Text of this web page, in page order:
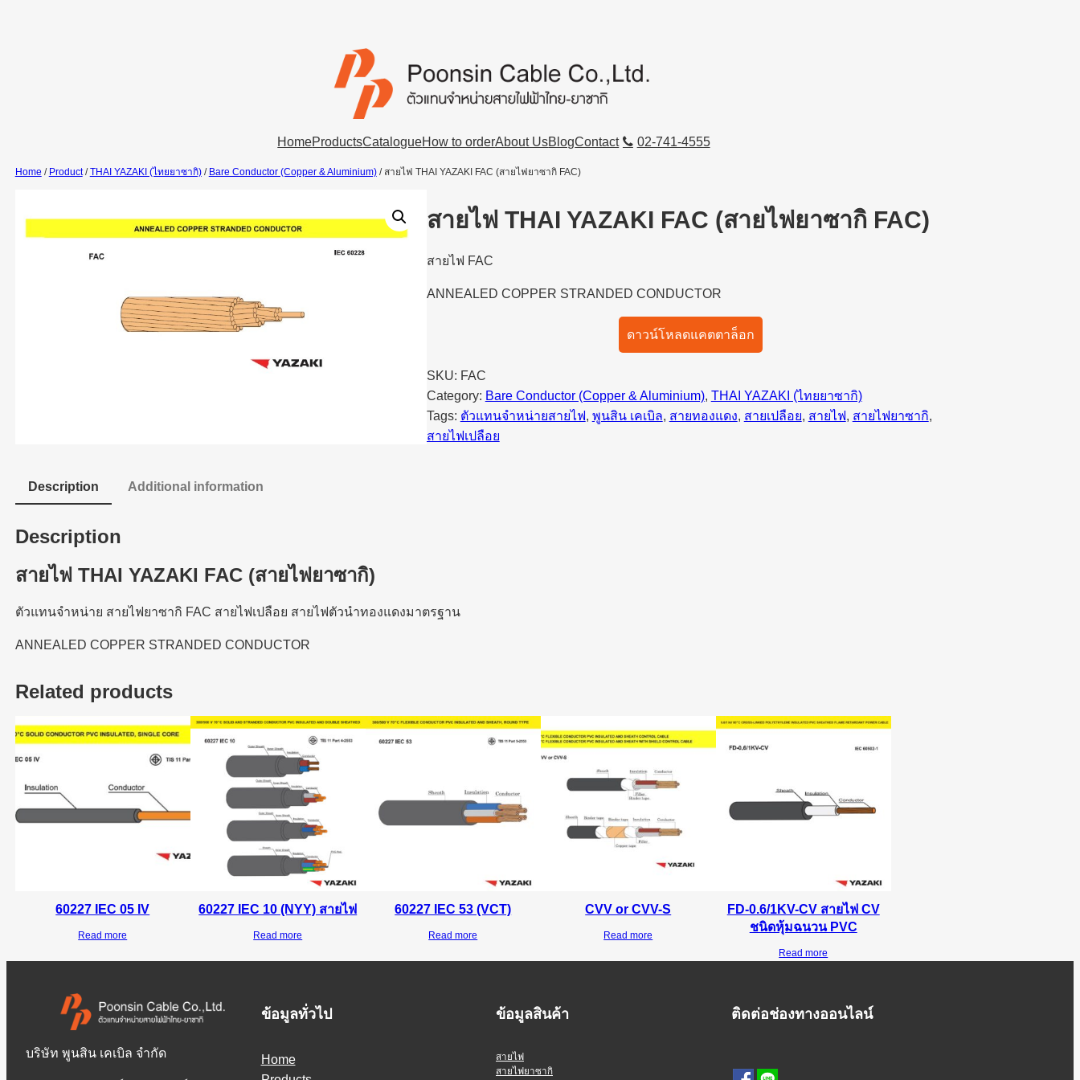
HomeProductsCatalogueHow to orderAbout UsBlogContact 02-741-4555
Home / Product/THAI YAZAKI (ไทยยาซากิ)/ Bare Conductor (Copper & Aluminium)/ สายไฟ THAI YAZAKI FAC (สายไฟยาซากิ FAC)
สายไฟ THAI YAZAKI FAC (สายไฟยาซากิ FAC)
สายไฟ FAC
ANNEALED COPPER STRANDED CONDUCTOR
ดาวน์โหลดแคตตาล็อก
SKU: FAC
Category: Bare Conductor (Copper & Aluminium), THAI YAZAKI (ไทยยาซากิ)
Tags: ตัวแทนจำหน่ายสายไฟ, พูนสิน เคเบิล, สายทองแดง, สายเปลือย, สายไฟ, สายไฟยาซากิ
สายไฟเปลือย
Description Additional information
Description
สายไฟ THAI YAZAKI FAC (สายไฟยาซากิ)
ตัวแทนจำหน่าย สายไฟยาซากิ FAC สายไฟเปลือย สายไฟตัวนำทองแดงมาตรฐาน
ANNEALED COPPER STRANDED CONDUCTOR
Related products
60227 IEC 05 IV
Read more
60227 IEC 10 (NYY) สายไฟ
Read more
60227 IEC 53 (VCT)
Read more
CVV or CVV-S
Read more
FD-0.6/1KV-CV สายไฟ CV
ชนิดหุ้มฉนวน PVC
Read more
บริษัท พูนสิน เคเบิล จำกัด
ข้อมูลทั่วไป
Home
ข้อมูลสินค้า
สายไฟ
สายไฟยาซากิ
ติดต่อช่องทางออนไลน์